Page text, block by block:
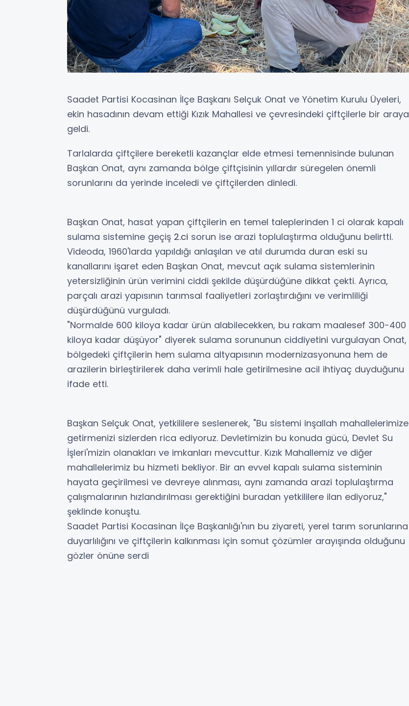
Saadet Partisi Kocasinan İlçe Başkanı Selçuk Onat ve Yönetim Kurulu Üyeleri,
ekin hasadının devam ettiği Kızık Mahallesi ve çevresindeki çiftçilerle bir araya
geldi.
Tarlalarda çiftçilere bereketli kazançlar elde etmesi temennisinde bulunan
Başkan Onat, aynı zamanda bölge çiftçisinin yıllardır süregelen önemli
sorunlarını da yerinde inceledi ve çiftçilerden dinledi.
Başkan Onat, hasat yapan çiftçilerin en temel taleplerinden 1 ci olarak kapalı
sulama sistemine geçiş 2.ci sorun ise arazi toplulaştırma olduğunu belirtti.
Videoda, 1960'larda yapıldığı anlaşılan ve atıl durumda duran eski su
kanallarını işaret eden Başkan Onat, mevcut açık sulama sistemlerinin
yetersizliğinin ürün verimini ciddi şekilde düşürdüğüne dikkat çekti. Ayrıca,
parçalı arazi yapısının tarımsal faaliyetleri zorlaştırdığını ve verimliliği
düşürdüğünü vurguladı.
"Normalde 600 kiloya kadar ürün alabilecekken, bu rakam maalesef 300-400
kiloya kadar düşüyor" diyerek sulama sorununun ciddiyetini vurgulayan Onat,
bölgedeki çiftçilerin hem sulama altyapısının modernizasyonuna hem de
arazilerin birleştirilerek daha verimli hale getirilmesine acil ihtiyaç duyduğunu
ifade etti.
Başkan Selçuk Onat, yetkililere seslenerek, "Bu sistemi inşallah mahallelerimize
getirmenizi sizlerden rica ediyoruz. Devletimizin bu konuda gücü, Devlet Su
İşleri'mizin olanakları ve imkanları mevcuttur. Kızık Mahallemiz ve diğer
mahallelerimiz bu hizmeti bekliyor. Bir an evvel kapalı sulama sisteminin
hayata geçirilmesi ve devreye alınması, aynı zamanda arazi toplulaştırma
çalışmalarının hızlandırılması gerektiğini buradan yetkililere ilan ediyoruz,"
şeklinde konuştu.
Saadet Partisi Kocasinan İlçe Başkanlığı'nın bu ziyareti, yerel tarım sorunlarına
duyarlılığını ve çiftçilerin kalkınması için somut çözümler arayışında olduğunu
gözler önüne serdi